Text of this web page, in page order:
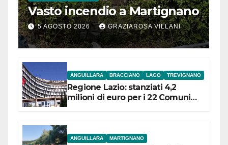
Vasto incendio a Martignano
5 AGOSTO 2026 GRAZIAROSA VILLANI
ANGUILLARA BRACCIANO LAGO TREVIGNANO
Regione Lazio: stanziati 4,2
milioni di euro per i 22 Comuni
ANGUILLARA MARTIGNANO